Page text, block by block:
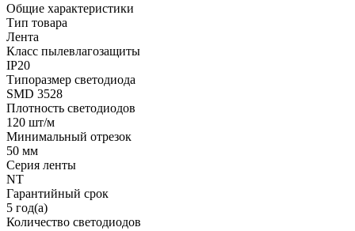
Общие характеристики
Тип товара
Лента
Класс пылевлагозащиты
IP20
Типоразмер светодиода
SMD 3528
Плотность светодиодов
120 шт/м
Минимальный отрезок
50 мм
Серия ленты
NT
Гарантийный срок
5 год(а)
Количество светодиодов